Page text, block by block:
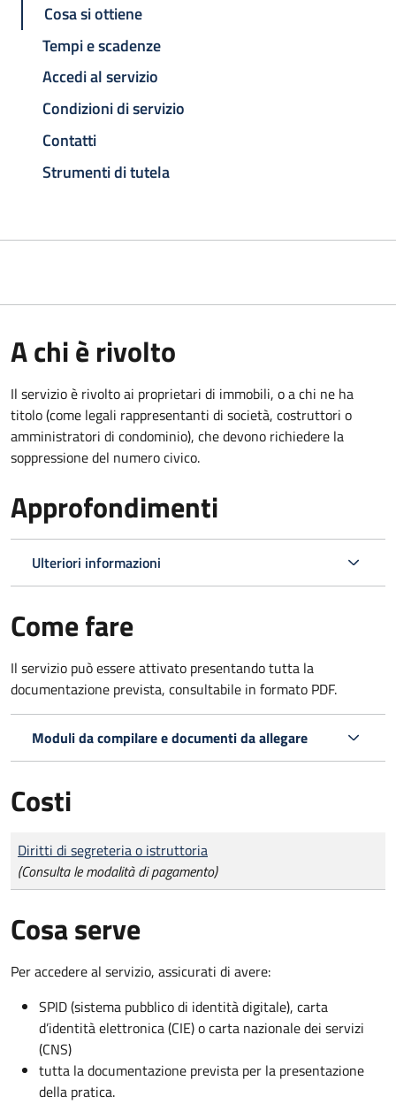
Cosa si ottiene
Tempi e scadenze
Accedi al servizio
Condizioni di servizio
Contatti
Strumenti di tutela
A chi è rivolto
Il servizio è rivolto ai proprietari di immobili, o a chi ne ha
titolo (come legali rappresentanti di società, costruttori o
amministratori di condominio), che devono richiedere la
soppressione del numero civico.
Approfondimenti
Ulteriori informazioni
Come fare
Il servizio può essere attivato presentando tutta la
documentazione prevista, consultabile in formato PDF.
Moduli da compilare e documenti da allegare
Costi
Tipo di pagamento
Importo
Diritti di segreteria o istruttoria
(Consulta le modalità di pagamento)
Cosa serve
Per accedere al servizio, assicurati di avere:
SPID (sistema pubblico di identità digitale), carta
d’identità elettronica (CIE) o carta nazionale dei servizi
(CNS)
tutta la documentazione prevista per la presentazione
della pratica.